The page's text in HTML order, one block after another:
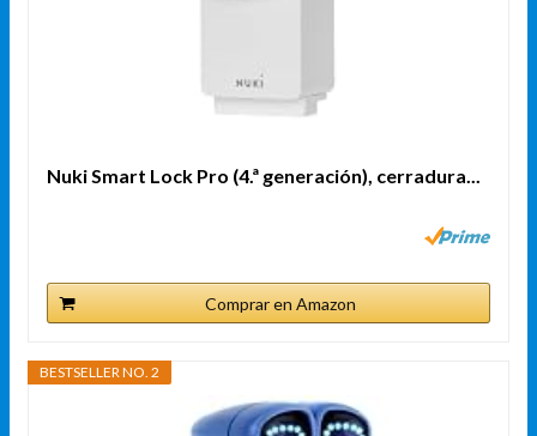
Nuki Smart Lock Pro (4.ª generación), cerradura...
Comprar en Amazon
BESTSELLER NO. 2